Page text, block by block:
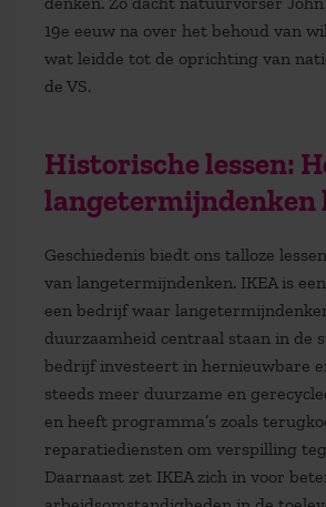
19e eeuw na over het behoud van
wat leidde tot de oprichting van
de VS.
Historische lessen:
langetermijndenken
Geschiedenis biedt ons talloze
van langetermijndenken. IKEA is
een bedrijf waar
duurzaamheid centraal staan in de
bedrijf investeert in hernieuwbare
steeds meer duurzame en
en heeft programma’s zoals
reparatiediensten om verspilling
Daarnaast zet IKEA zich in voor